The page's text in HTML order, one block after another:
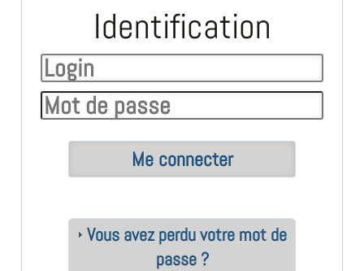
Identification
Vous avez perdu votre mot de
passe ?